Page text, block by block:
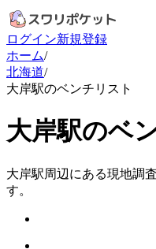
ログイン新規登録
ホーム/
北海道/
大岸駅のベンチリスト
大岸駅のベ
大岸駅周辺にある現地調
す。